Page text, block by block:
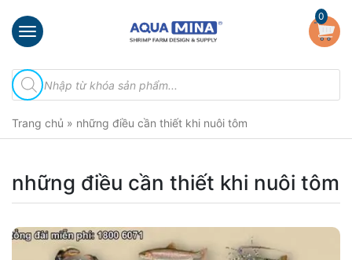
×
chủ
thiệu
phẩm
Đầu
Vi
0
Tìm
kiếm
sản
Trang chủ » những điều cần thiết khi nuôi tôm
những điều cần thiết khi nuôi tôm